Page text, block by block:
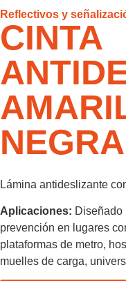
Reflectivos y
CINTA
NEGRA
Lámina antideslizante
Aplicaciones: Diseñado
prevención en lugares
plataformas de metro,
muelles de carga,